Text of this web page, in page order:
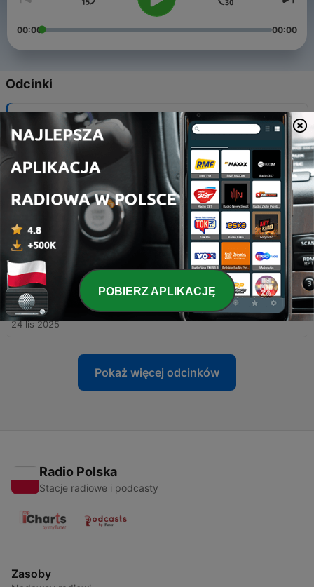
00:00 00:00
Odcinki
Тренди штучного інтелекту
12 sty 2026
9 - Як штучний інтелект працює на передовій?
8 - Штучний інтелект в освіті
29 gru 2025
7 - Як штучний інтелект застосовується у медицині?
22 gru 2025
6 - ШІ в мистецтві й журналістиці: революція чи
імітація?
24 lis 2025
Pokaż więcej odcinków
Radio Polska
Stacje radiowe i podcasty
Zasoby
POBIERZ APLIKACJĘ